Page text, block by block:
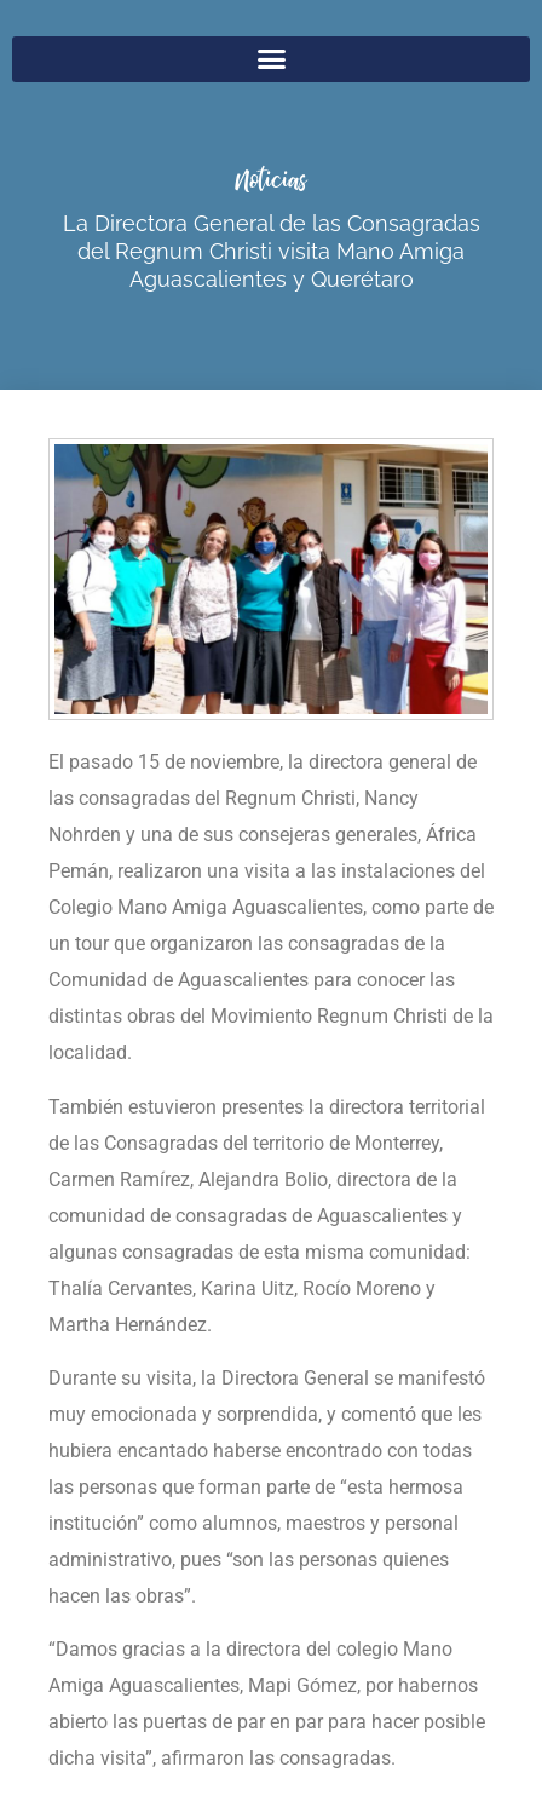
Noticias
La Directora General de las Consagradas
del Regnum Christi visita Mano Amiga
Aguascalientes y Querétaro
El pasado 15 de noviembre, la directora general de
las consagradas del Regnum Christi, Nancy
Nohrden y una de sus consejeras generales, África
Pemán, realizaron una visita a las instalaciones del
Colegio Mano Amiga Aguascalientes, como parte de
un tour que organizaron las consagradas de la
Comunidad de Aguascalientes para conocer las
distintas obras del Movimiento Regnum Christi de la
localidad.
También estuvieron presentes la directora territorial
de las Consagradas del territorio de Monterrey,
Carmen Ramírez, Alejandra Bolio, directora de la
comunidad de consagradas de Aguascalientes y
algunas consagradas de esta misma comunidad:
Thalía Cervantes, Karina Uitz, Rocío Moreno y
Martha Hernández.
Durante su visita, la Directora General se manifestó
muy emocionada y sorprendida, y comentó que les
hubiera encantado haberse encontrado con todas
las personas que forman parte de “esta hermosa
institución” como alumnos, maestros y personal
administrativo, pues “son las personas quienes
hacen las obras”.
“Damos gracias a la directora del colegio Mano
Amiga Aguascalientes, Mapi Gómez, por habernos
abierto las puertas de par en par para hacer posible
dicha visita”, afirmaron las consagradas.